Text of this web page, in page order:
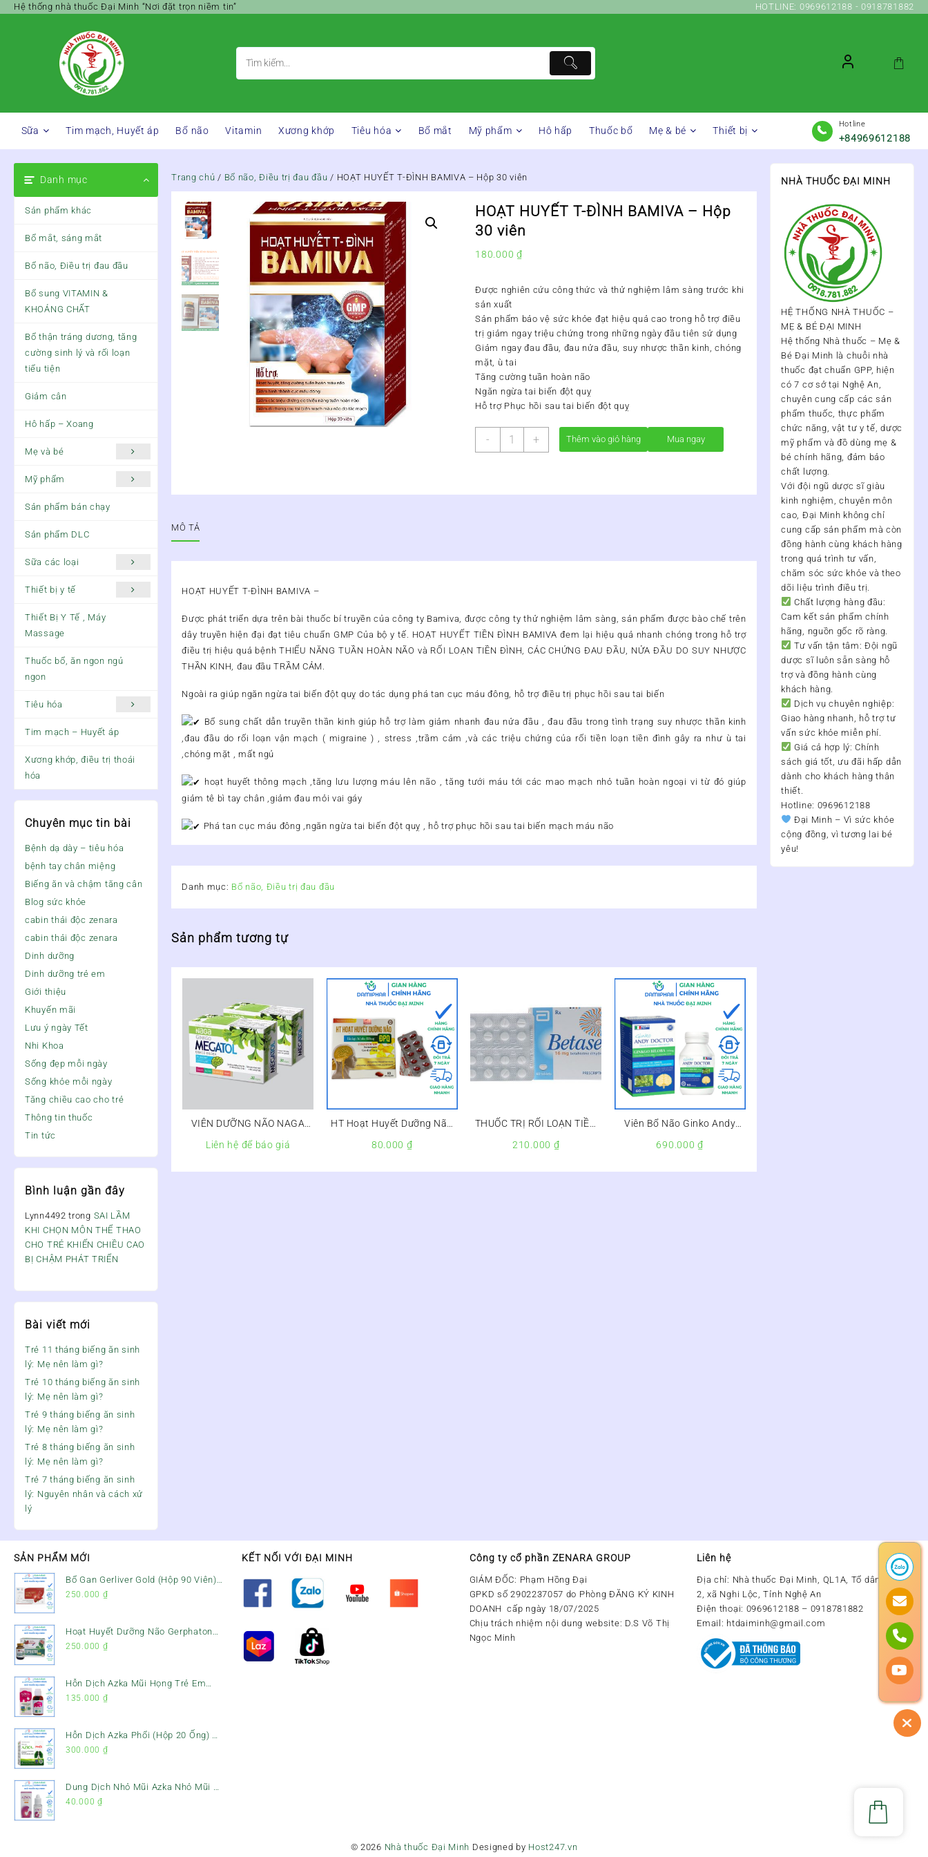
SkipHệ thống nhà thuốc Đại Minh “Nơi đặt trọn niềm tin” HOTLINE: 0969612188 - 0918781882
Sữa Tim mạch, Huyết áp Bổ não Vitamin Xương khớp Tiêu hóa Bổ mắt Mỹ phẩm Hô hấp Thuốc bổ Mẹ & bé Thiết bị
Hotline
+84969612188
Danh mục
Sản phẩm khác
Bổ mắt, sáng mắt
Bổ não, Điều trị đau đầu
Bổ sung VITAMIN &
KHOÁNG CHẤT
Bổ thận tráng dương, tăng
cường sinh lý và rối loạn
tiểu tiện
Giảm cân
Hô hấp – Xoang
Mẹ và bé
Mỹ phẩm
Sản phẩm bán chạy
Sản phẩm DLC
Sữa các loại
Thiết bị y tế
Thiết Bị Y Tế , Máy
Massage
Thuốc bổ, ăn ngon ngủ
ngon
Tiêu hóa
Tim mạch – Huyết áp
Xương khớp, điều trị thoái
hóa
Chuyên mục tin bài
Bệnh dạ dày – tiêu hóa
bệnh tay chân miệng
Biếng ăn và chậm tăng cân
Blog sức khỏe
cabin thải độc zenara
cabin thải độc zenara
Dinh dưỡng
Dinh dưỡng trẻ em
Giới thiệu
Khuyến mãi
Lưu ý ngày Tết
Nhi Khoa
Sống đẹp mỗi ngày
Sống khỏe mỗi ngày
Tăng chiều cao cho trẻ
Thông tin thuốc
Tin tức
Bình luận gần đây
Lynn4492 trong SAI LẦM
KHI CHỌN MÔN THỂ THAO
CHO TRẺ KHIẾN CHIỀU CAO
BỊ CHẬM PHÁT TRIỂN
Bài viết mới
Trẻ 11 tháng biếng ăn sinh
lý: Mẹ nên làm gì?
Trẻ 10 tháng biếng ăn sinh
lý: Mẹ nên làm gì?
Trẻ 9 tháng biếng ăn sinh
lý: Mẹ nên làm gì?
Trẻ 8 tháng biếng ăn sinh
lý: Mẹ nên làm gì?
Trẻ 7 tháng biếng ăn sinh
lý: Nguyên nhân và cách xử
lý
Trang chủ / Bổ não, Điều trị đau đầu / HOẠT HUYẾT T-ĐÌNH BAMIVA – Hộp 30 viên
HOẠT HUYẾT T-ĐÌNH BAMIVA – Hộp
30 viên
180.000 ₫
Được nghiên cứu công thức và thử nghiệm lâm sàng trước khi
sản xuất
Sản phẩm bảo vệ sức khỏe đạt hiệu quả cao trong hỗ trợ điều
trị giảm ngay triệu chứng trong những ngày đầu tiên sử dụng
Giảm ngay đau đầu, đau nửa đầu, suy nhược thần kinh, chóng
mặt, ù tai
Tăng cường tuần hoàn não
Ngăn ngừa tai biến đột quỵ
Hỗ trợ Phục hồi sau tai biến đột quỵ
-
HOẠT
BAMIVA
+ Thêm vào giỏ hàng Mua ngay
MÔ TẢ
HOẠT HUYẾT T-ĐÌNH BAMIVA –
Được phát triển dựa trên bài thuốc bí truyền của công ty Bamiva, được công ty thử nghiệm lâm sàng, sản phẩm được bào chế trên
dây truyền hiện đại đạt tiêu chuẩn GMP Của bộ y tế. HOẠT HUYẾT TIỀN ĐÌNH BAMIVA đem lại hiệu quả nhanh chóng trong hỗ trợ
điều trị hiệu quả bệnh THIỂU NĂNG TUẦN HOÀN NÃO và RỐI LOẠN TIỀN ĐÌNH, CÁC CHỨNG ĐAU ĐẦU, NỬA ĐẦU DO SUY NHƯỢC
THẦN KINH, đau đầu TRẦM CẢM.
Ngoài ra giúp ngăn ngừa tai biến đột quỵ do tác dụng phá tan cục máu đông, hỗ trợ điều trị phục hồi sau tai biến
Bổ sung chất dẫn truyền thần kinh giúp hỗ trợ làm giảm nhanh đau nửa đầu , đau đầu trong tình trạng suy nhược thần kinh
,đau đầu do rối loạn vận mạch ( migraine ) , stress ,trầm cảm ,và các triệu chứng của rối tiền loạn tiền đình gây ra như ù tai
,chóng mặt , mất ngủ
hoạt huyết thông mạch ,tăng lưu lượng máu lên não , tăng tưới máu tới các mao mạch nhỏ tuần hoàn ngoại vi từ đó giúp
giảm tê bì tay chân ,giảm đau mỏi vai gáy
Phá tan cục máu đông ,ngăn ngừa tai biến đột quỵ , hỗ trợ phục hồi sau tai biến mạch máu não
Danh mục: Bổ não, Điều trị đau đầu
Sản phẩm tương tự
VIÊN DƯỠNG NÃO NAGA
GINKGO MEGATOL
Liên hệ để báo giá
HT Hoạt Huyết Dưỡng Não
ĐPQ Hộp 60 Viên –
80.000 ₫
THUỐC TRỊ RỐI LOẠN TIỀN
ĐÌNH BETASERC 16MG
210.000 ₫
Viên Bổ Não Ginko Andy
Doctor Lọ 60 Viên
690.000₫
NHÀ THUỐC ĐẠI MINH
HỆ THỐNG NHÀ THUỐC –
MẸ & BÉ ĐẠI MINH
Hệ thống Nhà thuốc – Mẹ &
Bé Đại Minh là chuỗi nhà
thuốc đạt chuẩn GPP, hiện
có7 cơ sở tại Nghệ An,
chuyên cung cấp các sản
phẩm thuốc, thực phẩm
chức năng, vật tư y tế, dược
mỹ phẩm và đồ dùng mẹ &
bé chính hãng, đảm bảo
chất lượng.
Với đội ngũ dược sĩ giàu
kinh nghiệm, chuyên môn
cao, Đại Minh không chỉ
cung cấp sản phẩm mà còn
đồng hành cùng khách hàng
trong quá trình tư vấn,
chăm sóc sức khỏe và theo
dõi liệu trình điều trị.
Chất lượng hàng đầu:
Cam kết sản phẩm chính
hãng, nguồn gốc rõ ràng.
Tư vấn tận tâm: Đội ngũ
dược sĩ luôn sẵn sàng hỗ
trợ và đồng hành cùng
khách hàng.
Dịch vụ chuyên nghiệp:
Giao hàng nhanh, hỗ trợ tư
vấn sức khỏe miễn phí.
Giá cả hợp lý: Chính
sách giá tốt, ưu đãi hấp dẫn
dành cho khách hàng thân
thiết.
Hotline: 0969612188
Đại Minh – Vì sức khỏe
cộng đồng, vì tương lai bé
yêu!
SẢN PHẨM MỚI
Bổ Gan Gerliver Gold (Hộp 90 Viên)
– Hỗ Trợ Giải Độc Gan, Mát Gan &
250.000 ₫
Hoạt Huyết Dưỡng Não Gerphaton
Gold Hộp 120 Viên – Giảm Đau Đầu,
250.000 ₫
Hỗn Dịch Azka Mũi Họng Trẻ Em
(Chai 120ml) – Giảm Ho, Tiêu Đờm
135.000 ₫
Hỗn Dịch Azka Phổi (Hộp 20 Ống) –
Hỗ Trợ Giảm Ho, Tiêu Đờm & Bổ
300.000 ₫
Dung Dịch Nhỏ Mũi Azka Nhỏ Mũi –
Giảm Ngạt Mũi, Sổ Mũi Cho Trẻ Sơ
40.000 ₫
KẾT NỐI VỚI ĐẠI MINH Công ty cổ phần ZENARA GROUP
GIÁM ĐỐC: Phạm Hồng Đại
GPKD số 2902237057 do Phòng ĐĂNG KÝ KINH
DOANH cấp ngày 18/07/2025
Chịu trách nhiệm nội dung website: D.S Võ Thị
Ngọc Minh
Liên hệ
Địa chỉ: Nhà thuốc Đại Minh, QL1A, Tổ dân phố số
2, xã Nghi Lộc, Tỉnh Nghệ An
Điện thoại: 0969612188 – 0918781882
Email: htdaiminh@gmail.com
© 2026 Nhà thuốc Đại Minh Designed by Host247.vn